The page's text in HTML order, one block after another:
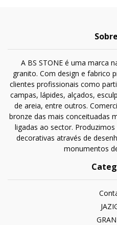
A BS STONE é uma marca
granito. Com design e fabrico
clientes profissionais como
campas, lápides, alçados,
de areia, entre outros.
bronze das mais conceituadas
ligadas ao sector.
decorativas através de
monumentos